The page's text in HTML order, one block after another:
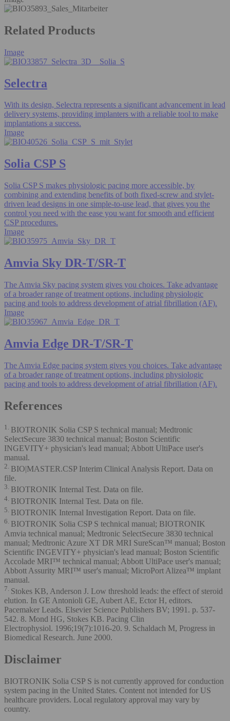
Related Products
Image
Selectra
With its design, Selectra represents a significant advancement in lead
delivery systems, providing implanters with a reliable tool to make
implantations a success.
Image
Solia CSP S
Solia CSP S makes physiologic pacing more accessible, by
combining and extending benefits of both fixed-screw and stylet-
driven lead designs in one simple-to-use lead, that gives you the
control you need with the ease you want for smooth and efficient
CSP procedures.
Image
Amvia Sky DR-T/SR-T
The Amvia Sky pacing system gives you choices. Take advantage
of a broader range of treatment options, including physiologic
pacing and tools to address development of atrial fibrillation (AF).
Image
Amvia Edge DR-T/SR-T
The Amvia Edge pacing system gives you choices. Take advantage
of a broader range of treatment options, including physiologic
pacing and tools to address development of atrial fibrillation (AF).
References
1. BIOTRONIK Solia CSP S technical manual; Medtronic
SelectSecure 3830 technical manual; Boston Scientific
INGEVITY+ physician's lead manual; Abbott UltiPace user's
manual.
2. BIO|MASTER.CSP Interim Clinical Analysis Report. Data on
file.
3. BIOTRONIK Internal Test. Data on file.
4. BIOTRONIK Internal Test. Data on file.
5. BIOTRONIK Internal Investigation Report. Data on file.
6. BIOTRONIK Solia CSP S technical manual; BIOTRONIK
Amvia technical manual; Medtronic SelectSecure 3830 technical
manual; Medtronic Azure XT DR MRI SureScan™ manual; Boston
Scientific INGEVITY+ physician's lead manual; Boston Scientific
Accolade MRI™ technical manual; Abbott UltiPace user's manual;
Abbott Assurity MRI™ user's manual; MicroPort Alizea™ implant
manual.
7. Stokes KB, Anderson J. Low threshold leads: the effect of steroid
elution. In GE Antonioli GE, Aubert AE, Ector H, editors.
Pacemaker Leads. Elsevier Science Publishers BV; 1991. p. 537-
542. 8. Mond HG, Stokes KB. Pacing Clin
Electrophysiol. 1996;19(7):1016-20. 9. Schaldach M, Progress in
Biomedical Research. June 2000.
Disclaimer
BIOTRONIK Solia CSP S is not currently approved for conduction
system pacing in the United States. Content not intended for US
healthcare providers. Local regulatory approval may vary by
country.